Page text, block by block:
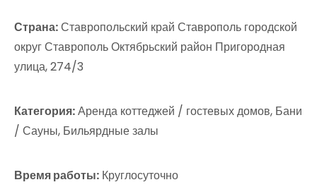
Страна:Ставропольский край Ставрополь городской
округ Ставрополь Октябрьский район Пригородная
улица, 274/3
Категория:Аренда коттеджей / гостевых домов, Бани
/ Сауны, Бильярдные залы
Время работы: Круглосуточно